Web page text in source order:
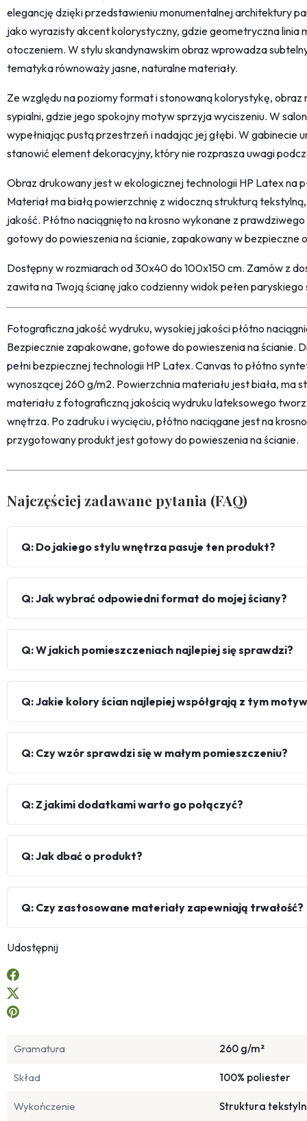
elegancję dzięki przedstawieniu monumentalnej architektury
jako wyrazisty akcent kolorystyczny, gdzie geometryczna linia
otoczeniem. W stylu skandynawskim obraz wprowadza
tematyka równoważy jasne, naturalne materiały.
Ze względu na poziomy format i stonowaną kolorystykę, obraz
sypialni, gdzie jego spokojny motyw sprzyja wyciszeniu. W
wypełniając pustą przestrzeń i nadając jej głębi. W gabinecie
stanowić element dekoracyjny, który nie rozprasza uwagi
Obraz drukowany jest w ekologicznej technologii HP Latex na
Materiał ma białą powierzchnię z widoczną strukturą
jakość. Płótno naciągnięto na krosno wykonane z
gotowy do powieszenia na ścianie, zapakowany w bezpieczne
Dostępny w rozmiarach od 30x40 do 100x150 cm. Zamów z
zawita na Twoją ścianę jako codzienny widok pełen paryskiego
Fotograficzna jakość wydruku, wysokiej jakości płótno
Bezpiecznie zapakowane, gotowe do powieszenia na ścianie.
pełni bezpiecznej technologii HP Latex. Canvas to płótno
wynoszącej 260 g/m2. Powierzchnia materiału jest biała, ma
materiału z fotograficzną jakością wydruku lateksowego
wnętrza. Po zadruku i wycięciu, płótno naciągane jest na
przygotowany produkt jest gotowy do powieszenia na ścianie.
Najczęściej zadawane pytania (FAQ)
Q: Do jakiego stylu wnętrza pasuje ten produkt?
Q: Jak wybrać odpowiedni format do mojej ściany?
Q: W jakich pomieszczeniach najlepiej się sprawdzi?
Q: Jakie kolory ścian najlepiej współgrają z tym
Q: Czy wzór sprawdzi się w małym pomieszczeniu?
Q: Z jakimi dodatkami warto go połączyć?
Q: Jak dbać o produkt?
Q: Czy zastosowane materiały zapewniają trwałość?
Udostępnij
Gramatura 260 g/m²
Skład 100% poliester
Wykończenie Struktura